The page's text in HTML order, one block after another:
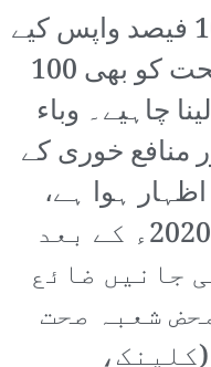
اگر علاج کے اخراجات 100 فیصد واپس کیے
جائیں گے تو پھر شعبہ صحت کو بھی 100
چاہیے۔ وباء
منافع خوری کے
ہوا ہے،
جس کے نتیجے میں مارچ 2020ء کے بعد
جانیں ضائع
شعبہ صحت